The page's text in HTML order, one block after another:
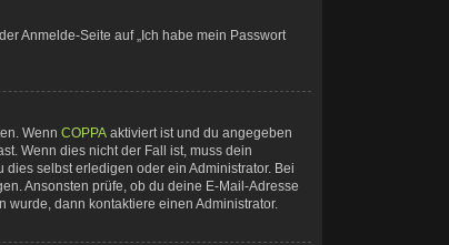
Anmelde-Seite auf „Ich habe mein Passwort
WennCOPPA aktiviert ist und du angegeben
Wenn dies nicht der Fall ist, muss dein
selbst erledigen oder ein Administrator. Bei
Ansonsten prüfe, ob du deine E-Mail-Adresse
wurde, dann kontaktiere einen Administrator.